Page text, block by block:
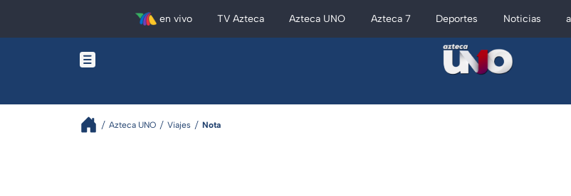
en vivo TV Azteca Azteca UNO Azteca 7 Deportes Noticias
Azteca UNO Viajes Nota